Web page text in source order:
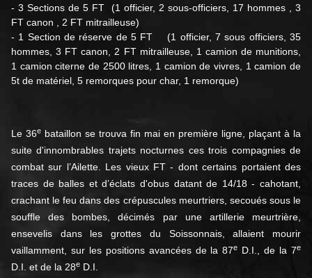
- 3 Sections de 5 FT (1 officier, 2 sous-officiers, 17 hommes , 3
FT canon , 2 FT mitrailleuse)
- 1 Section de réserve de 5 FT (1 officier, 7 sous officiers, 35
hommes, 3 FT canon, 2 FT mitrailleuse, 1 camion de munitions,
1 camion citerne de 2500 litres, 1 camion de vivres, 1 camion de
5t de matériel, 5 remorques pour char, 1 remorque)
Le 36e bataillon se trouva fin mai en première ligne, plaçant à la
suite d'innombrables trajets nocturnes ces trois compagnies de
combat sur l’Ailette. Les vieux FT - dont certains portaient des
traces de balles et d’éclats d'obus datant de 14/18 - cahotant,
crachant le feu dans des crépuscules meurtriers, secoués sous le
souffle des bombes, décimés par une artillerie meurtrière,
ensevelis dans les grottes du Soissonnais, allaient mourir
vaillamment, sur les positions avancées de la 87e D.I., de la 7e
D.I. et de la 28e D.I.